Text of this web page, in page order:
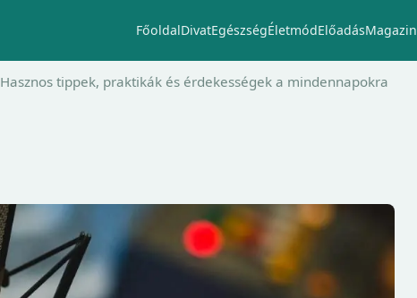
FőoldalDivatEgészségÉletmódElőadásMagazin
Hasznos tippek, praktikák és érdekességek a mindennapokra